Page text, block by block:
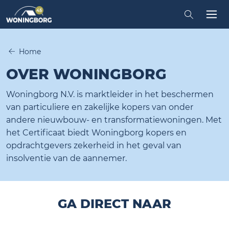
Zoeken
Home
OVER WONINGBORG
Woningborg N.V. is marktleider in het beschermen
van particuliere en zakelijke kopers van onder
andere nieuwbouw- en transformatiewoningen. Met
het Certificaat biedt Woningborg kopers en
opdrachtgevers zekerheid in het geval van
insolventie van de aannemer.
GA DIRECT NAAR